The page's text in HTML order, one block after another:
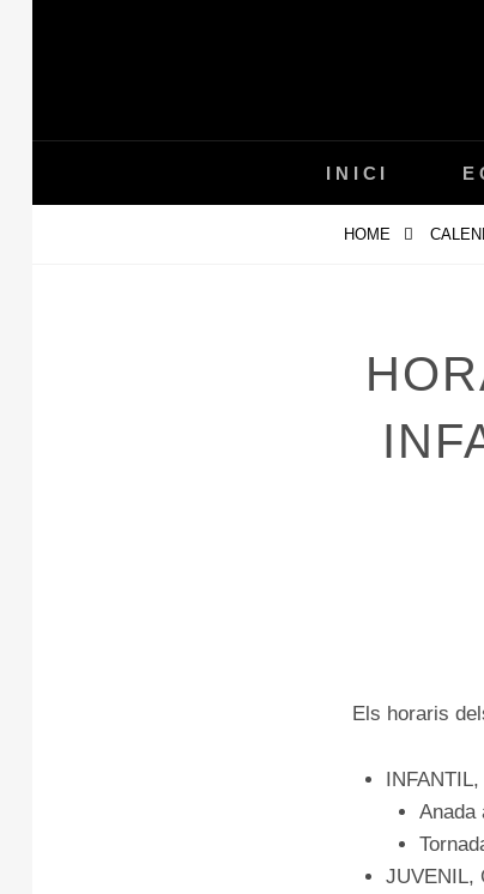
INICI
HOME
Els horaris
Anada
JUVENIL,